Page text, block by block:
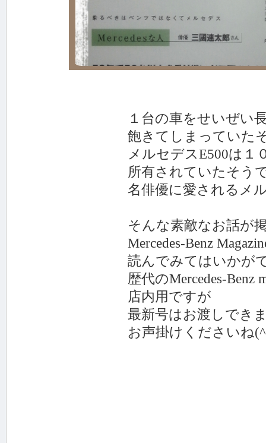
１台の車をせいぜい長くて
飽きてしまっていたそう
メルセデスE500は１０
所有されていたそうで
名俳優に愛されるメルセデ
そんな素敵なお話が掲載
Mercedes-Benz Magazineを
読んでみてはいか
歴代のMercedes-Benz
店内用ですが
最新号はお渡しできま
お声掛けくださいね